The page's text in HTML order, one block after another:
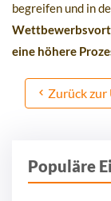
begreifen und in
eine höhere
Zurück
Populäre